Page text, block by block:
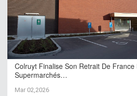
Colruyt Finalise Son Retrait De France
Supermarchés…
Mar 02,2026